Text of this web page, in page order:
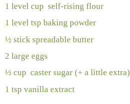
1 level cup self-rising flour
1 level tsp baking powder
½ stick spreadable butter
2 large eggs
½ cup caster sugar (+ a little extra)
1 tsp vanilla extract